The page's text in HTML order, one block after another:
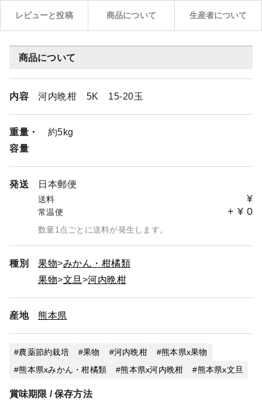
レビューと投稿 商品について 生産者について
商品について
内容 河内晩柑 5K 15-20玉
重量・
容量
約5kg
発送 日本郵便
送料 ¥
常温便 + ¥ 0
数量1点ごとに送料が発生します。
種別 果物
みかん・柑橘類
果物
文旦 河内晩柑
産地 熊本県
農薬節約栽培 果物 河内晩柑
熊本県x果物
熊本県xみかん・柑橘類
熊本県x河内晩柑 熊本県x文旦
賞味期限 / 保存方法